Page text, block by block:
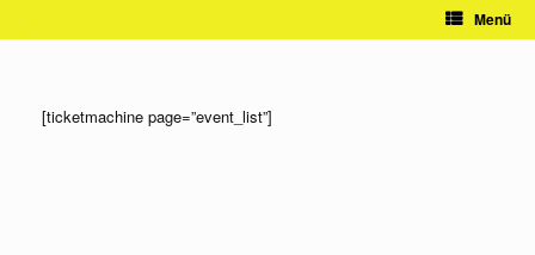
Menü
[ticketmachine page=”event_list”]